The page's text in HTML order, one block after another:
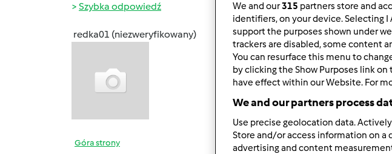
Szybka odpowiedź
redka01 (niezweryfikowany)
śr., 04/01/2020 - 10:49
Cześć Asiu, cześć Wam
______________
Detoxyn
Góra strony
We and our315 partners store and
identifiers, on your device. Selecting
support the purposes shown under
trackers are disabled, some content
You can resurface this menu to
by clicking the Show Purposes link
have effect within our Website. For
We and our partners process
Use precise geolocation data.
Store and/or access information on a
advertising and content